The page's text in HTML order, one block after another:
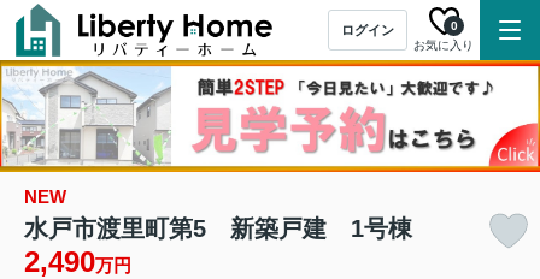
ログイン
お気に入り
0
NEW
水戸市渡里町第5 新築戸建 1号棟
2,490万円